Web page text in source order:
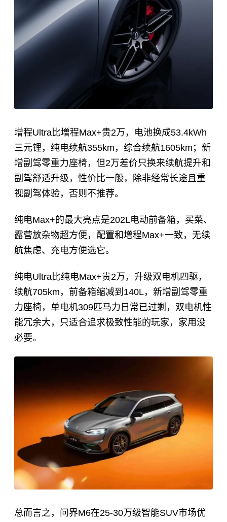
增程Ultra比增程Max+贵2万，电池换成53.4kWh
三元锂，纯电续航355km，综合续航1605km；新
增副驾零重力座椅，但2万差价只换来续航提升和
副驾舒适升级，性价比一般，除非经常长途且重
视副驾体验，否则不推荐。
纯电Max+的最大亮点是202L电动前备箱，买菜、
露营放杂物超方便，配置和增程Max+一致，无续
航焦虑、充电方便选它。
纯电Ultra比纯电Max+贵2万，升级双电机四驱，
续航705km，前备箱缩减到140L，新增副驾零重
力座椅，单电机309匹马力日常已过剩，双电机性
能冗余大，只适合追求极致性能的玩家，家用没
必要。
总而言之，问界M6在25-30万级智能SUV市场优